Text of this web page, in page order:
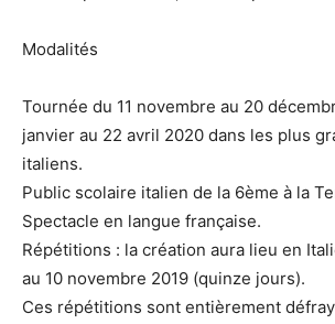
Modalités
Tournée du 11 novembre au 20
janvier au 22 avril 2020 dans les plus
italiens.
Public scolaire italien de la 6ème à la
Spectacle en langue française.
Répétitions : la création aura lieu en
au 10 novembre 2019 (quinze jours).
Ces répétitions sont entièrement